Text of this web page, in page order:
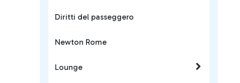
Diritti del passeggero
Newton Rome
Lounge